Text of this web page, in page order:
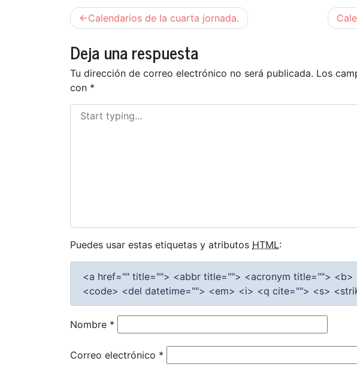
Navegación
de
entradas
Calendarios de la cuarta jornada.
Deja una respuesta
Tu dirección de correo electrónico no será publicada. Los
con *
Puedes usar estas etiquetas y atributos HTML:
<a href="" title=""> <abbr title=""> <acronym title="">
<code> <del datetime=""> <em> <i> <q cite=""> <s>
Nombre *
Correo electrónico *